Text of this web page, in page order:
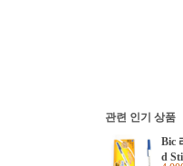
관련 인기 상품
Bic
d